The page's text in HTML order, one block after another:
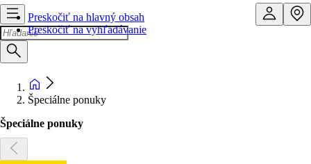
Preskočiť na hlavný obsah
Preskočiť na vyhľadávanie
Špeciálne ponuky
Špeciálne ponuky